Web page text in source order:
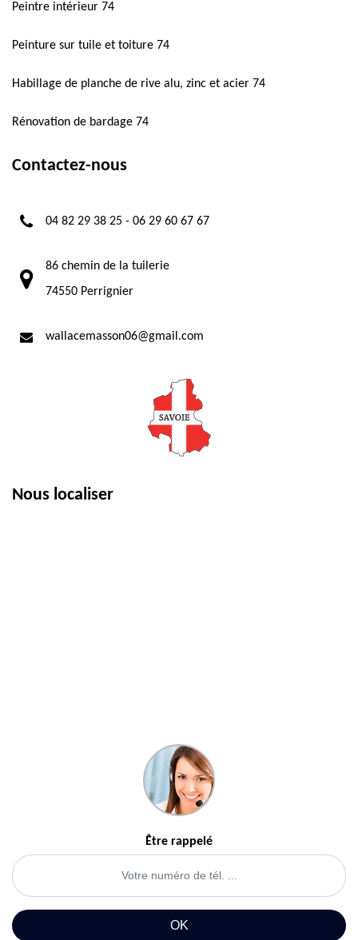
Peintre intérieur 74
Peinture sur tuile et toiture 74
Habillage de planche de rive alu, zinc et acier 74
Rénovation de bardage 74
Contactez-nous
04 82 29 38 25 - 06 29 60 67 67
86 chemin de la tuilerie
74550 Perrignier
wallacemasson06@gmail.com
Nous localiser
Être rappelé